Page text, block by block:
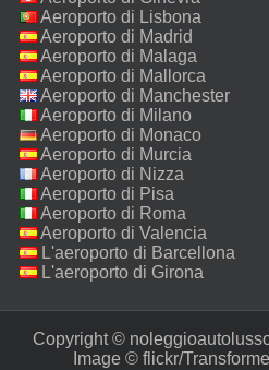
Aeroporto di Lisbona
Aeroporto di Madrid
Aeroporto di Malaga
Aeroporto di Mallorca
Aeroporto di Manchester
Aeroporto di Milano
Malpensa
Aeroporto di Monaco
Aeroporto di Murcia
Aeroporto di Nizza
Aeroporto di Pisa
Aeroporto di Roma
Fiumicino
Aeroporto di Valencia
L'aeroporto di Barcellona
L'aeroporto di Girona
Copyright ©
Image © flickr/